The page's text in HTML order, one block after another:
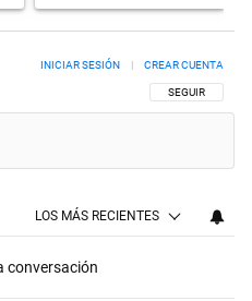
SIGA ESTA
SEGUIR
INICIAR SESIÓN CREAR CUENTA
LOS MÁS RECIENTES
conversación